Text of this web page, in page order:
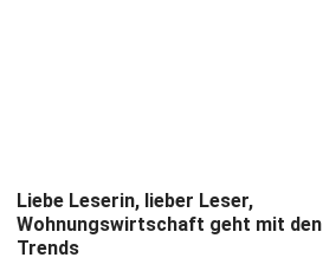
Liebe Leserin, lieber Leser,
Wohnungswirtschaft geht mit den
Trends